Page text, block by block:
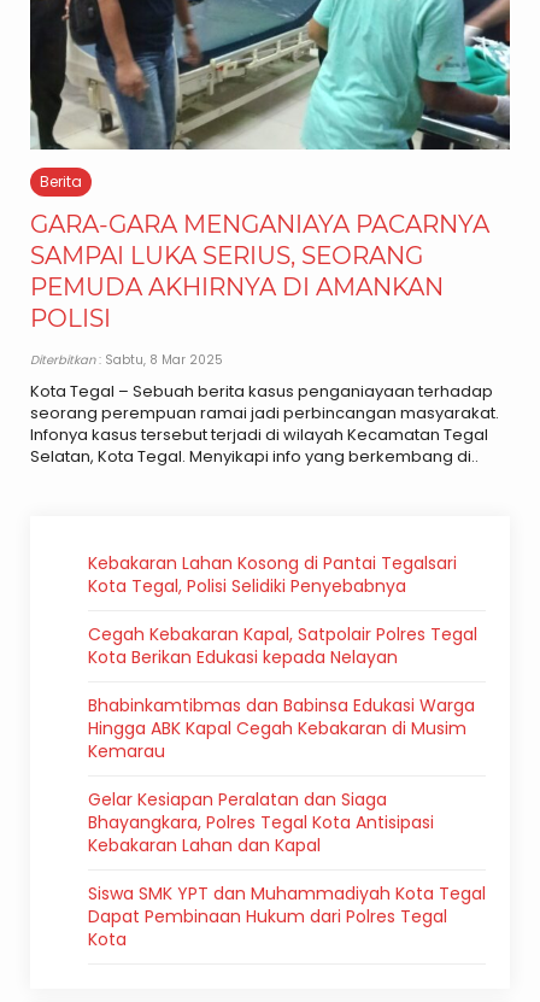
Berita
GARA-GARA MENGANIAYA PACARNYA
SAMPAI LUKA SERIUS, SEORANG
PEMUDA AKHIRNYA DI AMANKAN
POLISI
Diterbitkan: Sabtu, 8 Mar 2025
Kota Tegal – Sebuah berita kasus penganiayaan terhadap
seorang perempuan ramai jadi perbincangan masyarakat.
Infonya kasus tersebut terjadi di wilayah Kecamatan Tegal
Selatan, Kota Tegal. Menyikapi info yang berkembang di..
Kebakaran Lahan Kosong di Pantai Tegalsari
Kota Tegal, Polisi Selidiki Penyebabnya
Cegah Kebakaran Kapal, Satpolair Polres Tegal
Kota Berikan Edukasi kepada Nelayan
Bhabinkamtibmas dan Babinsa Edukasi Warga
Hingga ABK Kapal Cegah Kebakaran di Musim
Kemarau
Gelar Kesiapan Peralatan dan Siaga
Bhayangkara, Polres Tegal Kota Antisipasi
Kebakaran Lahan dan Kapal
Siswa SMK YPT dan Muhammadiyah Kota Tegal
Dapat Pembinaan Hukum dari Polres Tegal
Kota